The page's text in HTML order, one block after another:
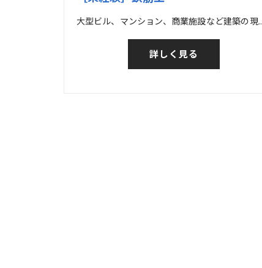
大型ビル、マンション、商業施設など
詳しく見る